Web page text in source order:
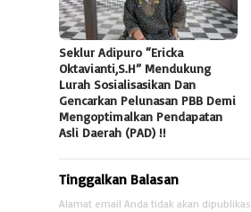
Seklur Adipuro “Ericka
Oktavianti,S.H” Mendukung
Lurah Sosialisasikan Dan
Gencarkan Pelunasan PBB Demi
Mengoptimalkan Pendapatan
Asli Daerah (PAD) !!
Tinggalkan Balasan
Alamat email Anda tidak akan